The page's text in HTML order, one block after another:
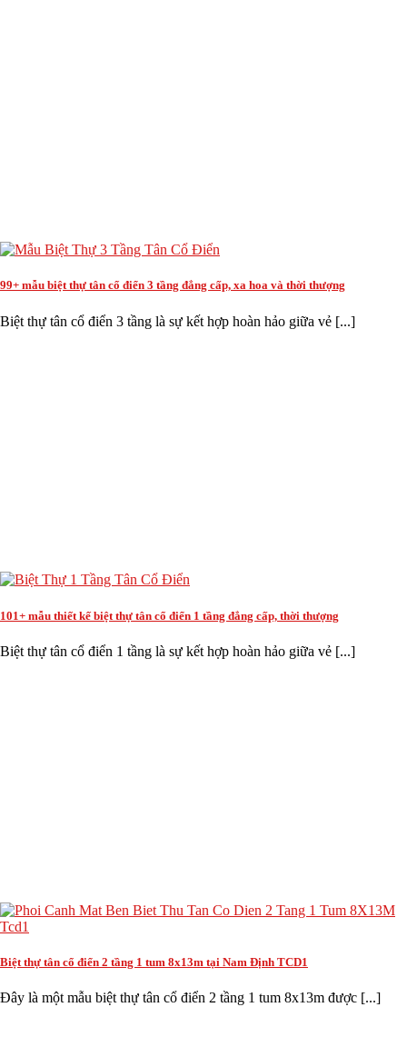
99+ mẫu biệt thự tân cổ điển 3 tầng đẳng cấp, xa hoa và thời thượng
Biệt thự tân cổ điển 3 tầng là sự kết hợp hoàn hảo giữa vẻ [...]
101+ mẫu thiết kế biệt thự tân cổ điển 1 tầng đẳng cấp, thời thượng
Biệt thự tân cổ điển 1 tầng là sự kết hợp hoàn hảo giữa vẻ [...]
Biệt thự tân cổ điển 2 tầng 1 tum 8x13m tại Nam Định TCD1
Đây là một mẫu biệt thự tân cổ điển 2 tầng 1 tum 8x13m được [...]